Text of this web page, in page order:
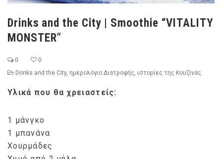
Drinks and the City | Smoothie “VITALITY
MONSTER”
0
0
Drinks and the City, ημερολόγιο Διατροφής ιστορίες της Κουζίνας
Υλικά που θα χρειαστείς:
1 μάνγκο
1 μπανάνα
Χουρμάδες